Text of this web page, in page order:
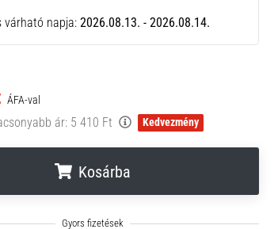
várható napja: 2026.08.13. - 2026.08.14.
ÁFA-val
ár: 5 410 Ft Kedvezmény
Kosárba
..